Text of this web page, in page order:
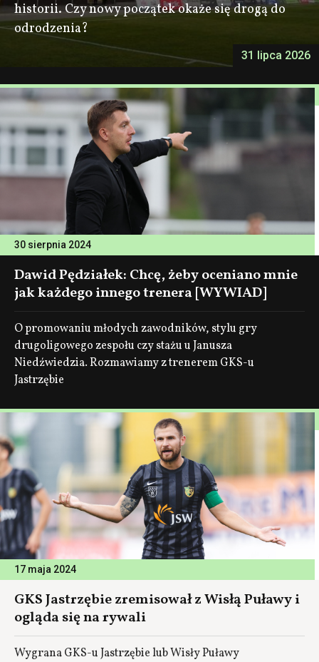
31 lipca 2026
historii. Czy nowy początek okaże się drogą do
odrodzenia?
30 sierpnia 2024
Dawid Pędziałek: Chcę, żeby oceniano mnie
jak każdego innego trenera [WYWIAD]
O promowaniu młodych zawodników, stylu gry
drugoligowego zespołu czy stażu u Janusza
Niedźwiedzia. Rozmawiamy z trenerem GKS-u
Jastrzębie
17 maja 2024
GKS Jastrzębie zremisował z Wisłą Puławy i
ogląda się na rywali
Wygrana GKS-u Jastrzębie lub Wisły Puławy